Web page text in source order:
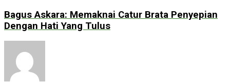
Bagus Askara: Memaknai Catur Brata Penyepian
Dengan Hati Yang Tulus